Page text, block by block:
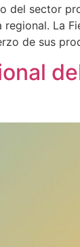
del sector
La
de sus